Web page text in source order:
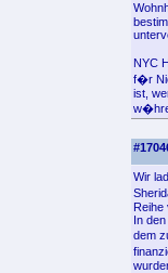
NYC
f�r
ist,
Wir
Reihe
In
dem